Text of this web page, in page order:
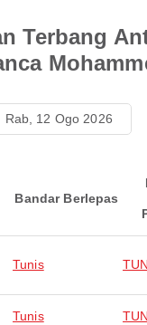
Terbang
Rab, 12 Ogo 2026
Bandar Berlepas
Tunis TUN
Tunis TUN